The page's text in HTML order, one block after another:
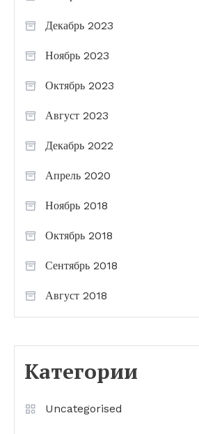
Декабрь 2023
Ноябрь 2023
Октябрь 2023
Август 2023
Декабрь 2022
Апрель 2020
Ноябрь 2018
Октябрь 2018
Сентябрь 2018
Август 2018
Категории
Uncategorised